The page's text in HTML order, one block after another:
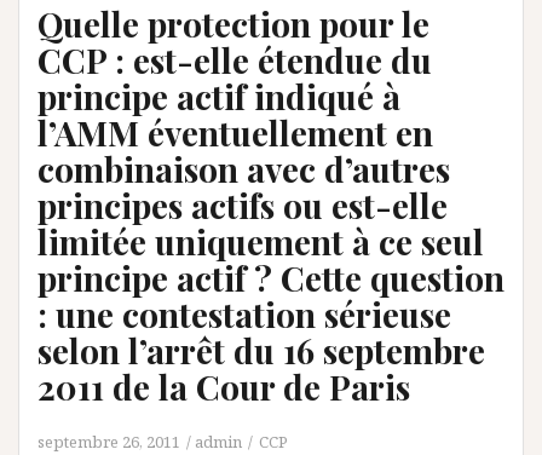
Quelle protection pour le
CCP : est-elle étendue du
principe actif indiqué à
l’AMM éventuellement en
combinaison avec d’autres
principes actifs ou est-elle
limitée uniquement à ce seul
principe actif ? Cette question
: une contestation sérieuse
selon l’arrêt du 16 septembre
2011 de la Cour de Paris
septembre 26, 2011 admin CCP